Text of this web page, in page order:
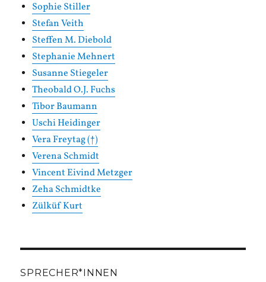
Sophie Stiller
Stefan Veith
Steffen M. Diebold
Stephanie Mehnert
Susanne Stiegeler
Theobald O.J. Fuchs
Tibor Baumann
Uschi Heidinger
Vera Freytag (†)
Verena Schmidt
Vincent Eivind Metzger
Zeha Schmidtke
Zülküf Kurt
SPRECHER*INNEN